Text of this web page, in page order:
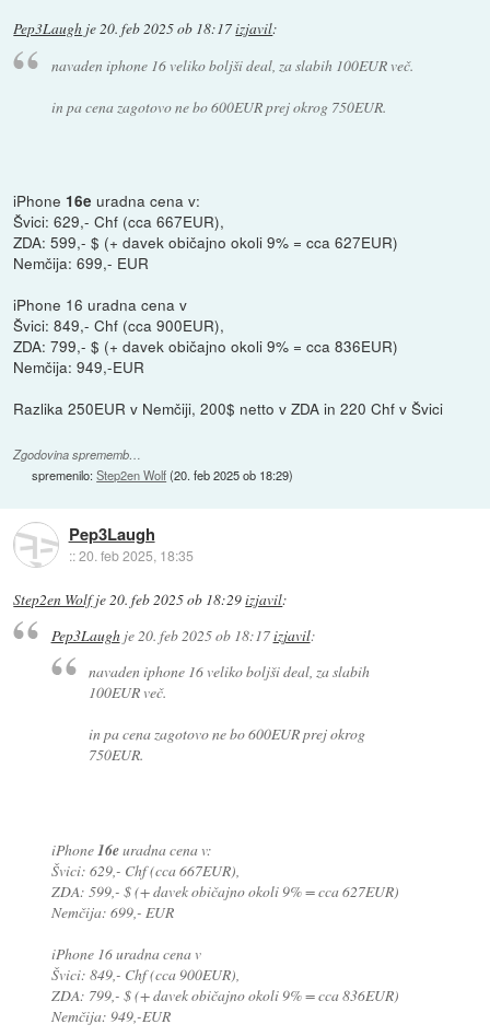
Pep3Laugh je20. feb 2025 ob 18:17izjavil:
navaden iphone 16 veliko boljši deal, za slabih 100EUR več.
in pa cena zagotovo ne bo 600EUR prej okrog 750EUR.
iPhone 16e uradna cena v:
Švici: 629,- Chf (cca 667EUR),
ZDA: 599,- $ (+ davek običajno okoli 9% = cca 627EUR)
Nemčija: 699,- EUR
iPhone 16 uradna cena v
Švici: 849,- Chf (cca 900EUR),
ZDA: 799,- $ (+ davek običajno okoli 9% = cca 836EUR)
Nemčija: 949,-EUR
Razlika 250EUR v Nemčiji, 200$ netto v ZDA in 220 Chf v Švici
Zgodovina sprememb…
spremenilo:Step2en Wolf(20. feb 2025 ob 18:29)
Pep3Laugh
::20. feb 2025, 18:35
Step2en Wolfje 20. feb 2025 ob 18:29izjavil:
Pep3Laughje20. feb 2025 ob 18:17izjavil:
navaden iphone 16 veliko boljši deal, za slabih
100EUR več.
in pa cena zagotovo ne bo 600EUR prej okrog
750EUR.
iPhone16euradna cena v:
Švici: 629,- Chf (cca 667EUR),
ZDA: 599,- $ (+ davek običajno okoli 9% = cca 627EUR)
Nemčija: 699,- EUR
iPhone 16 uradna cena v
Švici: 849,- Chf (cca 900EUR),
ZDA: 799,- $ (+ davek običajno okoli 9% = cca 836EUR)
Nemčija: 949,-EUR